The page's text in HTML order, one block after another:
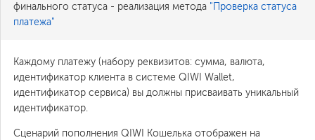
финального статуса - реализация метода "Проверка статуса
платежа"
Каждому платежу (набору реквизитов: сумма, валюта,
идентификатор клиента в системе QIWI Wallet,
идентификатор сервиса) вы должны присваивать уникальный
идентификатор.
Сценарий пополнения QIWI Кошелька отображен на